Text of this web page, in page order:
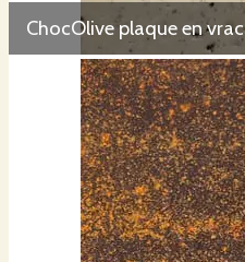
ChocOlive plaque en vrac